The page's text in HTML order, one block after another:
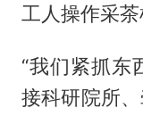
工人操作采
“我们紧抓东
接科研院所